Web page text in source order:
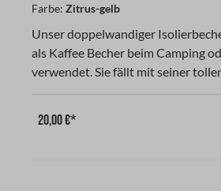
Farbe: Zitrus-gelb
Unser doppelwandiger
als Kaffee Becher beim Camping
verwendet. Sie fällt mit seiner
Stainless Steel mit doppelwandiger
20,00 €*